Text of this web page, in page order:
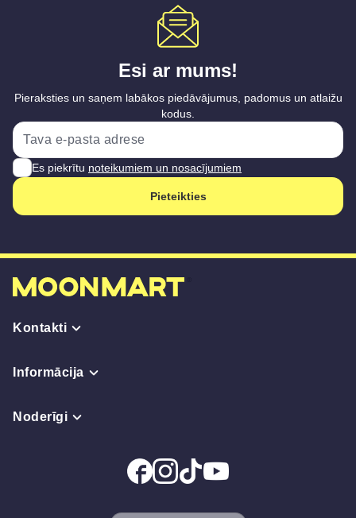
Esi ar mums!
Pieraksties un saņem labākos piedāvājumus, padomus un atlaižu
kodus.
Es piekrītu noteikumiem un nosacījumiem
Pieteikties
Kontakti
Informācija
Noderīgi